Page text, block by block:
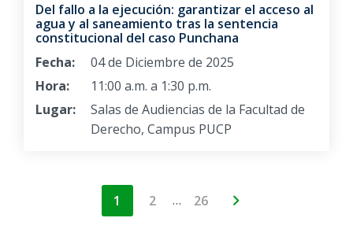
Del fallo a la ejecución: garantizar el acceso al
agua y al saneamiento tras la sentencia
constitucional del caso Punchana
Fecha:
04 de Diciembre de 2025
Hora:
11:00 a.m. a 1:30 p.m.
Lugar:
Salas de Audiencias de la Facultad de
Derecho, Campus PUCP
1 2 … 26